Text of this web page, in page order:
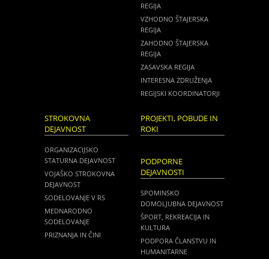
REGIJA
VZHODNO ŠTAJERSKA
REGIJA
ZAHODNO ŠTAJERSKA
REGIJA
ZASAVSKA REGIJA
INTERESNA ZDRUŽENJA
REGIJSKI KOORDINATORJI
STROKOVNA
DEJAVNOST
ORGANIZACIJSKO
STATURNA DEJAVNOST
VOJAŠKO STROKOVNA
DEJAVNOST
SODELOVANJE V RS
MEDNARODNO
SODELOVANJE
PRIZNANJA IN ČINI
PROJEKTI, POBUDE IN
ROKI
PODPORNE
DEJAVNOSTI
SPOMINSKO
DOMOLJUBNA DEJAVNOST
ŠPORT, REKREACIJA IN
KULTURA
PODPORA ČLANSTVU IN
HUMANITARNE